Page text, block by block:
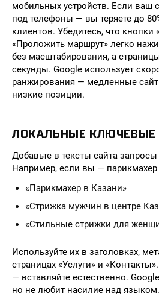
мобильных устройств. Если ваш
под телефоны — вы теряете до
клиентов. Убедитесь, что кнопки
«Проложить маршрут» легко
без масштабирования, а
секунды. Google использует
ранжирования — медленные
низкие позиции.
ЛОКАЛЬНЫЕ КЛЮЧЕВЫЕ
Добавьте в тексты сайта
Например, если вы — парикмахер
«Парикмахер в Казани»
«Стрижка мужчин в центре
«Стильные стрижки для
Используйте их в заголовках,
страницах «Услуги» и
— вставляйте естественно.
но не любит насилие над языком.